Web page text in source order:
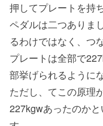
押してプレートを持
ペダルは二つありま
るわけではなく、つ
プレートは全部で
部挙げられるように
ただし、てこの原理
227kgwあったのか